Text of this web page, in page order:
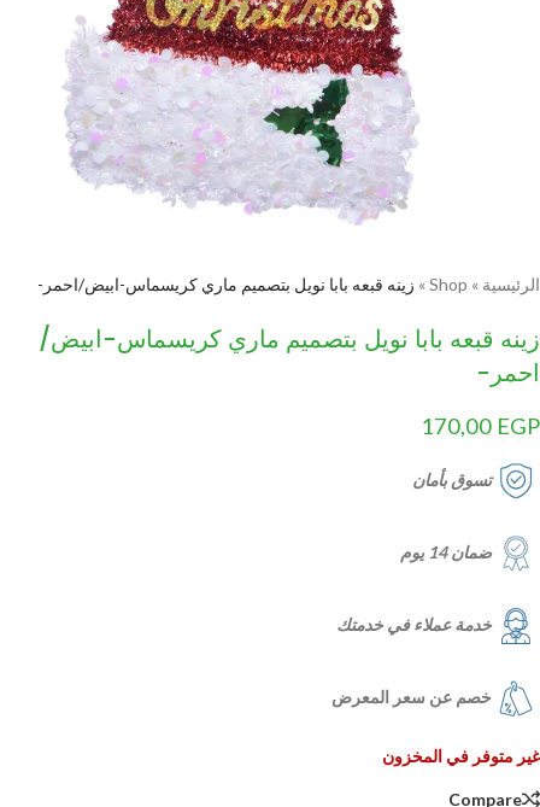
الرئيسية »
Shop
» زينه قبعه بابا نويل بتصميم ماري كريسماس-ابيض/احمر-
زينه قبعه بابا نويل بتصميم ماري كريسماس-ابيض/
احمر-
170,00 EGP
تسوق بأمان
ضمان 14 يوم
خدمة عملاء في خدمتك
خصم عن سعر المعرض
غير متوفر في المخزون
Compare